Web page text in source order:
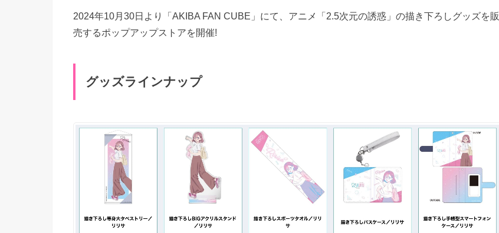
2024年10月30日より「AKIBA FAN CUBE」にて、アニメ「2.5次元の誘惑」の描き下ろしグッズを販
売するポップアップストアを開催!
グッズラインナップ